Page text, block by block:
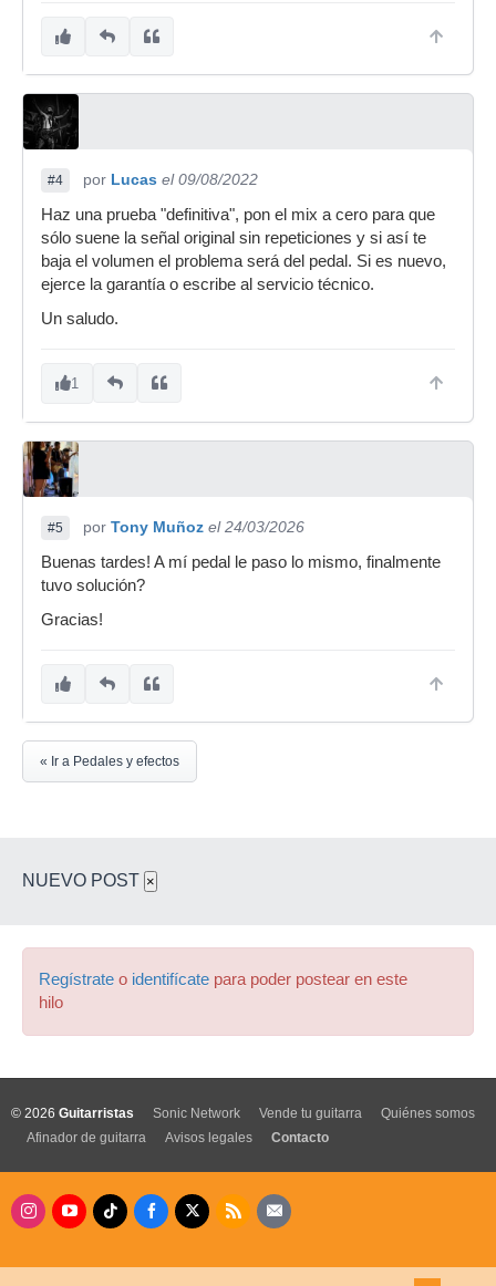
#4 por Lucas el 09/08/2022
Haz una prueba "definitiva", pon el mix a cero para que
sólo suene la señal original sin repeticiones y si así te
baja el volumen el problema será del pedal. Si es nuevo,
ejerce la garantía o escribe al servicio técnico.
Un saludo.
1
#5 por Tony Muñoz el 24/03/2026
Buenas tardes! A mí pedal le paso lo mismo, finalmente
tuvo solución?
Gracias!
« Ir a Pedales y efectos
NUEVO POST ×
Regístrate o identifícate para poder postear en este
hilo
© 2026 Guitarristas Sonic Network Vende tu guitarra
Quiénes somos
Afinador de guitarra
Avisos legales Contacto